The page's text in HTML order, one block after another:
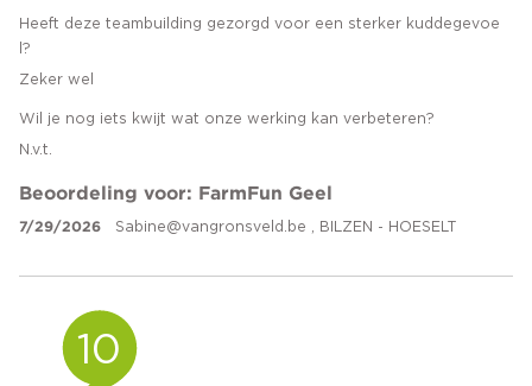
Heeft deze teambuilding gezorgd voor een sterker kuddegevoe
l?
Zeker wel
Wil je nog iets kwijt wat onze werking kan verbeteren?
N.v.t.
Beoordeling voor: FarmFun Geel
7/29/2026 Sabine@vangronsveld.be , BILZEN - HOESELT
10